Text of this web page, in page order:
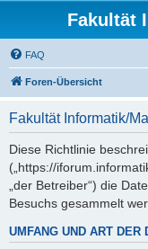
Fakultät
FAQ
Foren-Übersicht
Fakultät Informatik/
Diese Richtlinie
(„https://
„der Betreiber“) die
Besuchs gesammelt
UMFANG UND ART DER